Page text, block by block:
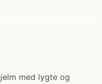
med lygte og